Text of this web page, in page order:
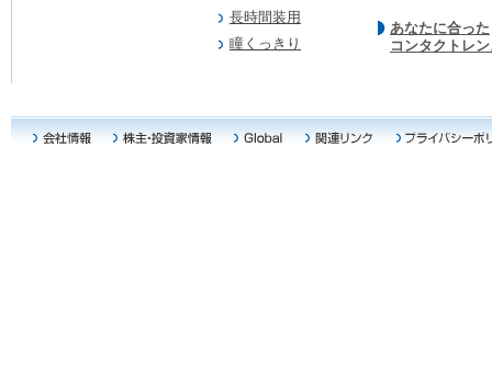
長時間装用
瞳くっきり
あなたに合った
コンタクトレ